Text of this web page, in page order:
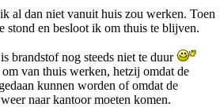
al dan niet vanuit huis zou werken. Toen
stond en besloot ik om thuis te blijven.
brandstof nog steeds niet te duur
van thuis werken, hetzij omdat de
kunnen worden of omdat de
naar kantoor moeten komen.